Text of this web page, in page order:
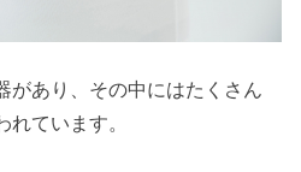
があり、その中にはたくさん
ています。